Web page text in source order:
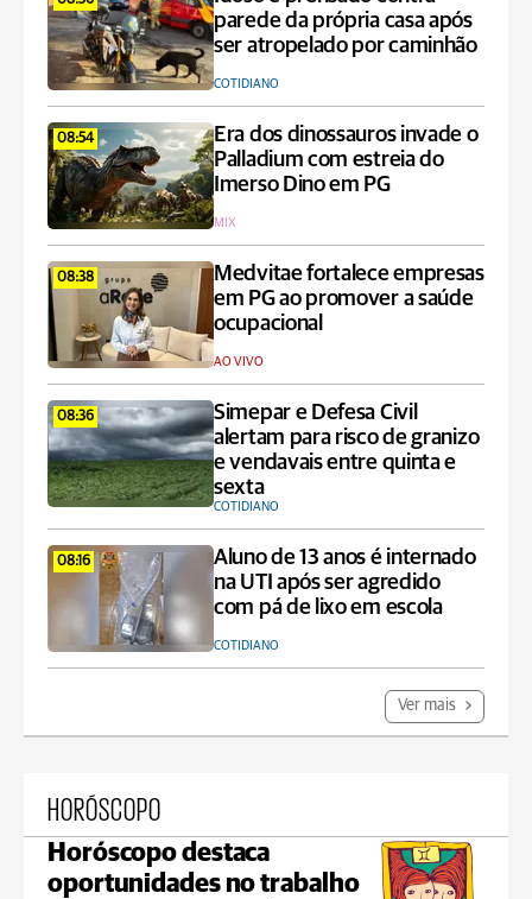
parede da própria casa após
ser atropelado por caminhão
COTIDIANO
08:54
Era dos dinossauros invade o
Palladium com estreia do
Imerso Dino em PG
MIX
08:38
Medvitae fortalece empresas
em PG ao promover a saúde
ocupacional
AO VIVO
08:36
Simepar e Defesa Civil
alertam para risco de granizo
e vendavais entre quinta e
sexta
COTIDIANO
08:16
Aluno de 13 anos é internado
na UTI após ser agredido
com pá de lixo em escola
COTIDIANO
Ver mais
HORÓSCOPO
Horóscopo destaca
oportunidades no trabalho